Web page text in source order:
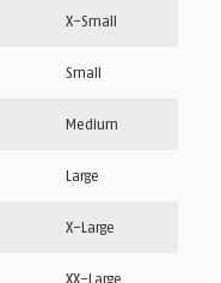
X-Small
Small
Medium
Large
X-Large
XX-Large